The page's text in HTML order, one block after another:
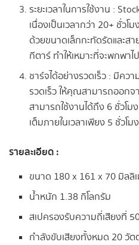
ระยะเวลาในการใช้งาน :
เนื่องเป็นเวลากว่า 20+ ชั่ว
ด้วยขนาดเล็กกะทัดรัดและส
กีตาร์ ทำให้เหมาะที่จะพกพ
ชาร์จได้อย่างรวดเร็ว : มีคว
รวดเร็ว ให้คุณสามารถออก
สามารถใช้งานได้ถึง 6 ชั่วโม
เต็มภายในเวลาเพียง 5 ชั่วโม
รายละเอียด :
ขนาด 180 x 161 x 70 มิลลิ
น้ำหนัก 1.38 กิโลกรัม
สเปครองรับความถี่เสียงที่
กำลังขับเสียงทั้งหมด 20 วัต